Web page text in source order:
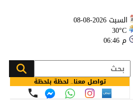
السبت 2026-08-08
30°C
06:46 م
تواصل معنا.. لحظة بلحظة